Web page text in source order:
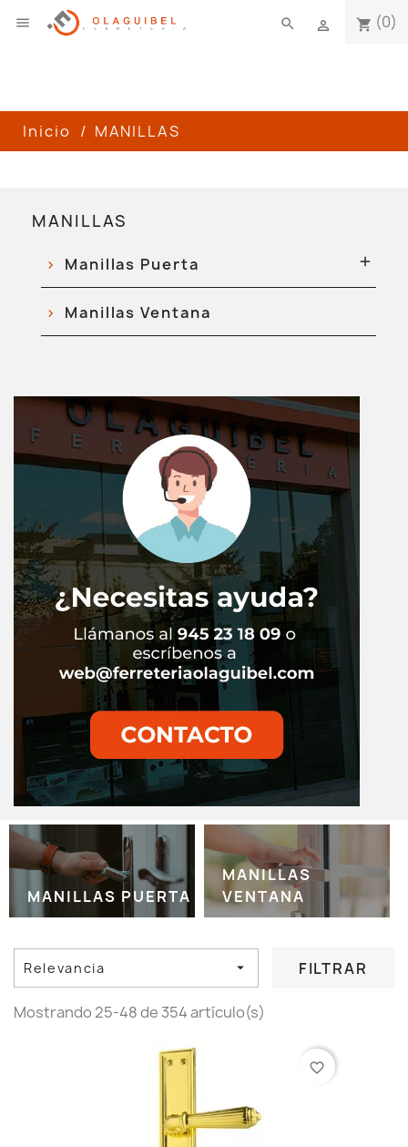
 shopping_cart (0)

search
Inicio MANILLAS
MANILLAS
Manillas Puerta 
Manillas Ventana
MANILLAS PUERTA
MANILLAS
VENTANA
Relevancia  FILTRAR
Mostrando 25-48 de 354 artículo(s)
favorite_border